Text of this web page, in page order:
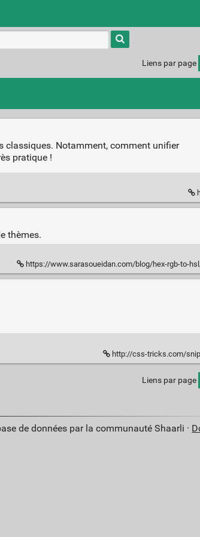
Type 1 or
more
characters
results.
Liens par page
classiques. Notamment, comment unifier
pratique !
thèmes.
https://www.sarasoueidan.com/blog/hex-rgb-to-hsl/
http://css-tricks.com/
Liens par page
de données par la communauté Shaarli ·